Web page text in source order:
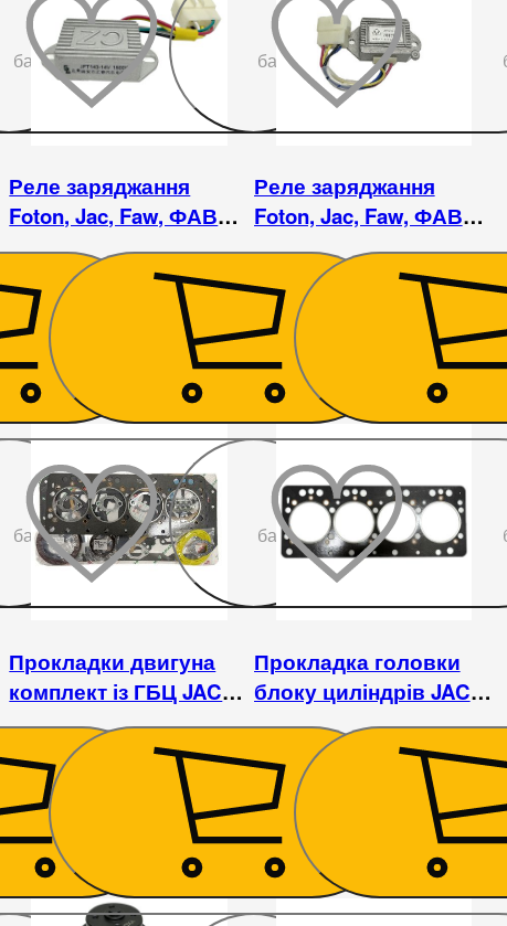
До
бажаного
бажаного
Реле заряджання
Foton, Jac, Faw, ФАВ
регулятор напруги -
JFT143
360 ₴
Реле заряджання
Foton, Jac, Faw, ФАВ
регулятор напруги -
JFT243
360
До
бажаного
До
бажаного
Прокладки двигуна
комплект із ГБЦ JAC
1020
810₴
Прокладка головки
блоку циліндрів JAC
1020
225